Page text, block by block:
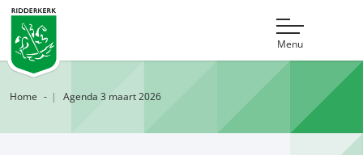
Menu
Home Agenda 3 maart 2026